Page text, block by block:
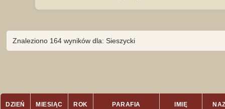
Znaleziono 164 wyników dla: Sieszycki
DZIEŃ MIESIĄC ROK PARAFIA IMIĘ